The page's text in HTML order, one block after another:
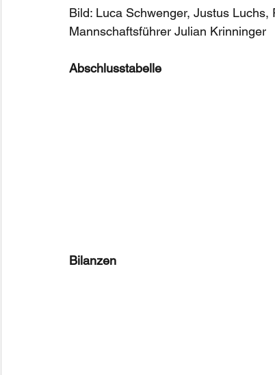
Bild: Luca Schwenger, Justus
Mannschaftsführer Julian Krinninger
Abschlusstabelle
Bilanzen